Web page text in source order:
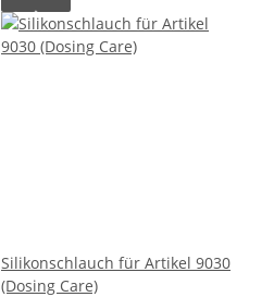
Silikonschlauch für Artikel 9030
(Dosing Care)